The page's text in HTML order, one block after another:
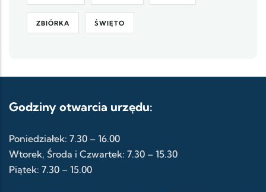
ZBIÓRKA ŚWIĘTO
Godziny otwarcia urzędu:
Poniedziałek: 7.30 – 16.00
Wtorek, Środa i Czwartek: 7.30 – 15.30
Piątek: 7.30 – 15.00